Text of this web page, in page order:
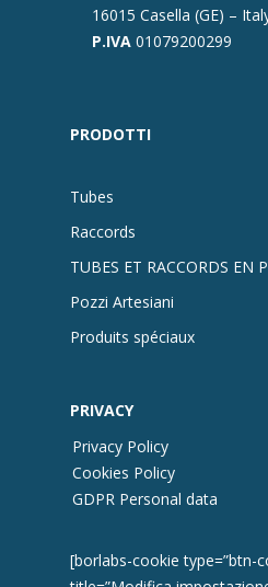
16015 Casella (GE) –
P.IVA 01079200299
PRODOTTI
Tubes
Raccords
TUBES ET RACCORDS EN
Pozzi Artesiani
Produits spéciaux
PRIVACY
Privacy Policy
Cookies Policy
GDPR Personal data
[borlabs-cookie type=”btn-